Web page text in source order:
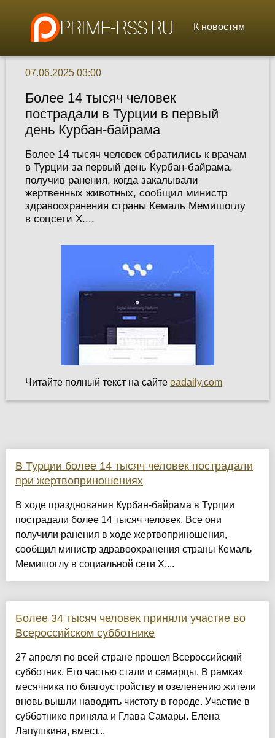
К новостям
07.06.2025 03:00
Более 14 тысяч человек
пострадали в Турции в первый
день Курбан-байрама
Более 14 тысяч человек обратились к врачам
в Турции за первый день Курбан-байрама,
получив ранения, когда закалывали
жертвенных животных, сообщил министр
здравоохранения страны Кемаль Мемишоглу
в соцсети X....
Читайте полный текст на сайте eadaily.com
В Турции более 14 тысяч человек пострадали
при жертвоприношениях
В ходе празднования Курбан-байрама в Турции
пострадали более 14 тысяч человек. Все они
получили ранения в ходе жертвоприношения,
сообщил министр здравоохранения страны Кемаль
Мемишоглу в социальной сети X....
Более 34 тысяч человек приняли участие во
Всероссийском субботнике
27 апреля по всей стране прошел Всероссийский
субботник. Его частью стали и самарцы. В рамках
месячника по благоустройству и озеленению жители
вновь вышли наводить чистоту в городе. Участие в
субботнике приняла и Глава Самары. Елена
Лапушкина, вмест...